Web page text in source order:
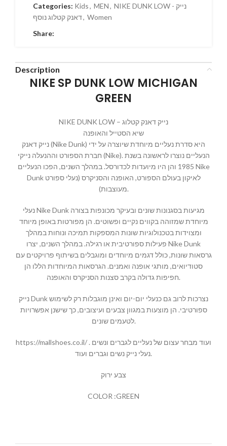
Categories: Kids, MEN, NIKE DUNK LOW - נייק
דאנק קטלוג נוסף, Women
Share:
Description
NIKE SP DUNK LOW MICHIGAN
GREEN
NIKE DUNK LOW – נייק דאנק קטלוג
שיא הסטייל והאופנה
נייק דאנק (Nike Dunk) היא סדרת נעליים מיוחדת שיוצרה על ידי
חברת הספורט וההנעלה נייקי (Nike). הנעליים נוצרו לראשונה בשנת
1985 והן היו מיועדות לכדורסל. במהלך השנים, הפכו הנעליים Nike
Dunk לאיקון בעולם הספורט, האופנה והסניקרס (נעלי ספורט
מעוצבות).
נעלי Nike Dunk מגיעות בסגנונות שונים ובעיקר מכונפות בצורה
מיוחדת שמזוהה בקווים נקיים ופשוטים. הן מפורטות באופן מיוחד
ומצוידות בטכנולוגיות שונות המספקות תמיכה ונוחות במהלך
פעילות ספורטיבית או רגילה. במהלך השנים, יצרו Nike Dunk
גרסאות שונות, כולל דגמים מיוחדים ומוגבלים בשיתוף פרויקטים עם
סטודיואים, מותגי אופנה ואמנים. הגרסאות המיוחדות הללו הן
חפיפות גדולה בקרב סצנות הסניקרס והאופנה.
נייק Dunk נצרכות לרוב גם כנעלי יום-יום ואינן מוגבלות רק לשימוש
ספורטיבי. הן מוצעות במגוון צבעים ועיצובים, כך שישנן אפשרויות
לטעמים שונים.
https://mallshoes.co.il/ ועוד מבחר עצום של נעליים לגברים ונשים .
נעלי נייק נשים וגברים ועוד.
צבע ירוק
COLOR :GREEN